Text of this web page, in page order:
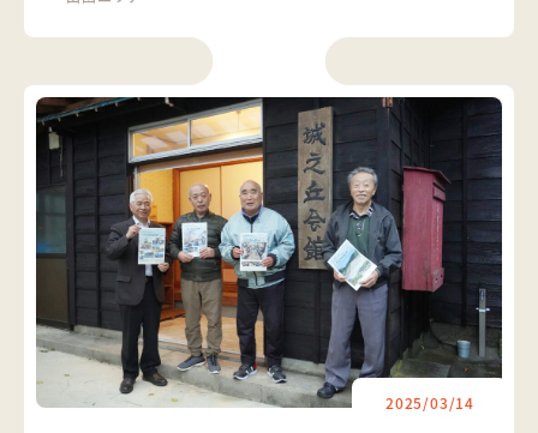
2025/03/14